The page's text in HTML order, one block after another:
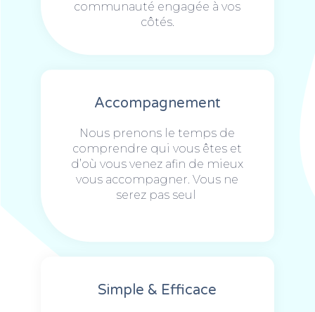
communauté engagée à vos
côtés.
Accompagnement
Nous prenons le temps de
comprendre qui vous êtes et
d’où vous venez afin de mieux
vous accompagner. Vous ne
serez pas seul
Simple & Efficace